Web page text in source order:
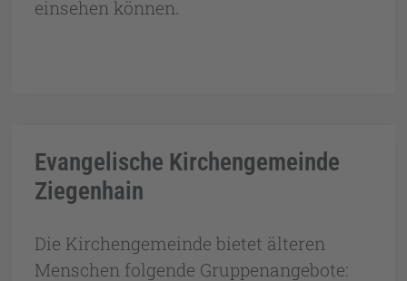
einsehen können.
Evangelische Kirchengemeinde
Ziegenhain
Die Kirchengemeinde bietet älteren
Menschen folgende Gruppenangebote: